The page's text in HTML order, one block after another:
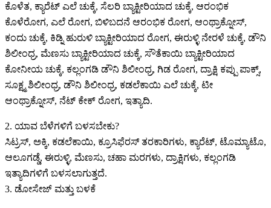
ಕೊಳೆತ, ಕ್ಯಾರೆಟ್ ಎಲೆ ಚುಕ್ಕೆ, ಸೆಲರಿ ಬ್ಯಾಕ್ಟೀರಿಯಾದ ಚುಕ್ಕೆ, ಆರಂಭಿಕ
ಕೊಳೆರೋಗ, ಎಲೆ ರೋಗ, ಬಿಳಿಬದನೆ ಆರಂಭಿಕ ರೋಗ, ಆಂಥ್ರಾಕ್ನೋಸ್,
ಕಂದು ಚುಕ್ಕೆ, ಕಿಡ್ನಿ ಹುರುಳಿ ಬ್ಯಾಕ್ಟೀರಿಯಾದ ರೋಗ, ಈರುಳ್ಳಿ ನೇರಳೆ ಚುಕ್ಕೆ, ಡೌನಿ
ಶಿಲೀಂಧ್ರ, ಮೆಣಸು ಬ್ಯಾಕ್ಟೀರಿಯಾದ ಚುಕ್ಕೆ, ಸೌತೆಕಾಯಿ ಬ್ಯಾಕ್ಟೀರಿಯಾದ
ಕೋನೀಯ ಚುಕ್ಕೆ, ಕಲ್ಲಂಗಡಿ ಡೌನಿ ಶಿಲೀಂಧ್ರ, ಗಿಡ ರೋಗ, ದ್ರಾಕ್ಷಿ ಕಪ್ಪು ಪಾಕ್ಸ್,
ಸೂಕ್ಷ್ಮ ಶಿಲೀಂಧ್ರ, ಡೌನಿ ಶಿಲೀಂಧ್ರ, ಕಡಲೆಕಾಯಿ ಎಲೆ ಚುಕ್ಕೆ, ಟೀ
ಆಂಥ್ರಾಕ್ನೋಸ್, ನೆಟ್ ಕೇಕ್ ರೋಗ, ಇತ್ಯಾದಿ.
2. ಯಾವ ಬೆಳೆಗಳಿಗೆ ಬಳಸಬೇಕು?
ಸಿಟ್ರಸ್, ಅಕ್ಕಿ, ಕಡಲೆಕಾಯಿ, ಕ್ರೂಸಿಫೆರಸ್ ತರಕಾರಿಗಳು, ಕ್ಯಾರೆಟ್, ಟೊಮ್ಯಾಟೊ,
ಆಲೂಗಡ್ಡೆ, ಈರುಳ್ಳಿ, ಮೆಣಸು, ಚಹಾ ಮರಗಳು, ದ್ರಾಕ್ಷಿಗಳು, ಕಲ್ಲಂಗಡಿ
ಇತ್ಯಾದಿಗಳಿಗೆ ಬಳಸಲಾಗುತ್ತದೆ.
3. ಡೋಸೇಜ್ ಮತ್ತು ಬಳಕೆ